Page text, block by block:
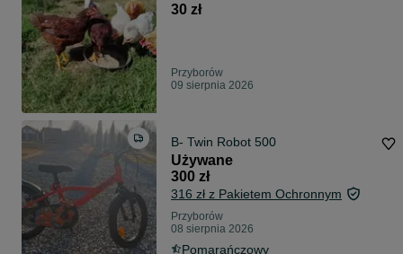
30 zł
Przyborów
09 sierpnia 2026
B- Twin Robot 500
Używane
300 zł
316 zł z Pakietem Ochronnym
Przyborów
08 sierpnia 2026
Pomarańczowy